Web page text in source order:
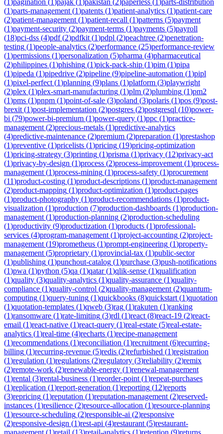
(1)parts-management (1)patents (1)patient-analytics (1)patient-care
(2)patient-management (1)patient-recall (1)patterns (5)payment
(1)payment-security (2)payment-terms (1)payments (5)payroll
(18)pci-dss (4)pdf(2)pdfkit (1)pdpl (2)peachtree (2)penetration-
testing (1)people-analytics (2)performance (25)performance-review
(1)permissions (1)personalization (5)pharma (4)pharmaceutical
(2)philippines (1)phishing (1)pick-pack-ship (1)pim (1)pipa
(1)pipeda (1)pipedrive (2)pipeline (9)pipeline-automation (1)pipl
(1)pixel-perfect (1)planning (9)plans (1)platform (3)playwright
(2)plex (1)plex-smart-manufacturing (1)plm (2)plumbing (1)pm2
(1)pms (1)pnpm (1)point-of-sale (3)poland (3)polaris (1)pos (9)post-
brexit (1)post-implementation (2)postgres (2)postgresql (10)power-
bi (79)power-bi-premium (1)power-query (1)ppc (1)practice-
management (2)precious-metals (1)predictive-analytics
(4)predictive-maintenance (2)premium (2)preparation (1)prestashop
(1)preventive (1)pricelists (1)pricing (19)pricing-optimization
(1)pricing-strategy (3)printing (1)prisma (1)privacy (12)privacy-act
(1)privacy-by-design (1)process (2)process-improvement (1)process-
management (1)process-mining (1)process-safety (1)procurement
(11)product-costing (1)product-descriptions (1)product-management
(2)product-mapping (1)product-optimization (1)product-pages
(1)product-photography (1)product-recommendations (1)product-
visualization (1)production (7)production-dashboards (1)production-
management (1)production-planning (2)production-scheduling
(1)productivity (9)productization (1)products (1)professional-
services (4)program-management (1)project-accounting (2)project-
management (19)prometheus (1)prompt-engineering (1)property-
management (5)proprietary (1)provincial-tax (1)public-sector
(1)publishing (1)punchout-catalog (1)purchase (3)push-notifications
(1)pwa (1)python (5)qa (1)qatar(1)qlik-sense (1)qualification
(1)quality (3)quality-analytics (1)quality-assurance (1)quality-
compliance (1)quality-control (2)quality-management (2)quantum-
computing (1)query-tuning (1)quickbooks (8)quickstart (1)quotation
(1)quotation-templates (1)qweb (3)rag (1)rakuten (1)ranking
(1)ransomware (1)rate-limiting (3)rdl (1)react (8)react-19 (2)react-
email (1)react-native (1)react-query (1)real-estate (5)real-estate-
analytics (1)real-time (4)recharts (1)recipe-management
(1)recommendations (1)reconciliation (1)recruitment (6)recurring-
billing (1)recurring-revenue (5)redis (2)refurbished (1)registration
(1)regulation (1)regulations (2)regulatory (3)reliability (2)remix
(2)remote-work (2)renewable-energy (1)renewal-management
(1)rental (3)rental-business (1)reorder-point (1)repeat-purchases
(1)replication (1)report-generation (1)reporting (12)reports
(3)repricing (1)reputation (1)reputation-management (2)reserved-
instances (1)resilience (2)resource-allocation (1)resource-planning
(1)resource-scheduling (2)responsible-ai (2)responsive
(2)responsive-design (1)rest-api (4)restaurant (5)restaurant-
management (1)retail (13)retail-analytics (1)retention (9)returns